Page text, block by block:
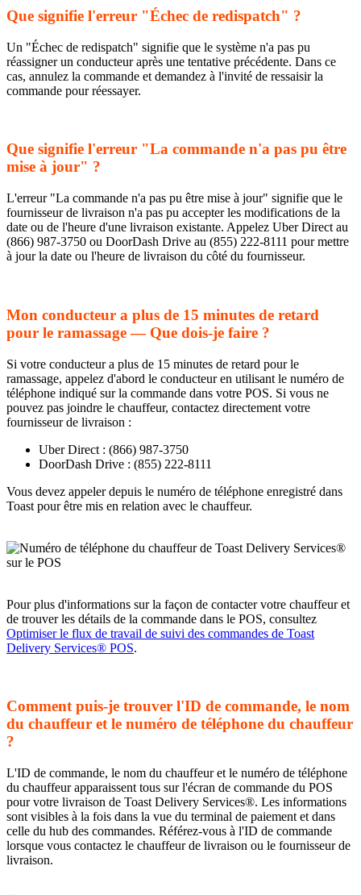
Que signifie l'erreur "Échec de redispatch" ?
Un "Échec de redispatch" signifie que le système n'a pas pu
réassigner un conducteur après une tentative précédente. Dans ce
cas, annulez la commande et demandez à l'invité de ressaisir la
commande pour réessayer.
Que signifie l'erreur "La commande n'a pas pu être
mise à jour" ?
L'erreur "La commande n'a pas pu être mise à jour" signifie que le
fournisseur de livraison n'a pas pu accepter les modifications de la
date ou de l'heure d'une livraison existante. Appelez Uber Direct au
(866) 987-3750 ou DoorDash Drive au (855) 222-8111 pour mettre
à jour la date ou l'heure de livraison du côté du fournisseur.
Mon conducteur a plus de 15 minutes de retard
pour le ramassage — Que dois-je faire ?
Si votre conducteur a plus de 15 minutes de retard pour le
ramassage, appelez d'abord le conducteur en utilisant le numéro de
téléphone indiqué sur la commande dans votre POS. Si vous ne
pouvez pas joindre le chauffeur, contactez directement votre
fournisseur de livraison :
Uber Direct : (866) 987-3750
DoorDash Drive : (855) 222-8111
Vous devez appeler depuis le numéro de téléphone enregistré dans
Toast pour être mis en relation avec le chauffeur.
Pour plus d'informations sur la façon de contacter votre chauffeur et
de trouver les détails de la commande dans le POS, consultez
Optimiser le flux de travail de suivi des commandes de Toast
Delivery Services® POS.
Comment puis-je trouver l'ID de commande, le nom
du chauffeur et le numéro de téléphone du chauffeur
?
L'ID de commande, le nom du chauffeur et le numéro de téléphone
du chauffeur apparaissent tous sur l'écran de commande du POS
pour votre livraison de Toast Delivery Services®. Les informations
sont visibles à la fois dans la vue du terminal de paiement et dans
celle du hub des commandes. Référez-vous à l'ID de commande
lorsque vous contactez le chauffeur de livraison ou le fournisseur de
livraison.